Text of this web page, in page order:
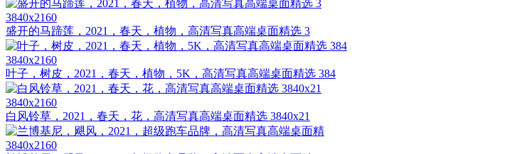
3840x2160
盛开的马蹄莲，2021，春天，植物，高清写真高端桌面精选 3
3840x2160
叶子，树皮，2021，春天，植物，5K，高清写真高端桌面精选 384
3840x2160
白风铃草，2021，春天，花，高清写真高端桌面精选 3840x21
3840x2160